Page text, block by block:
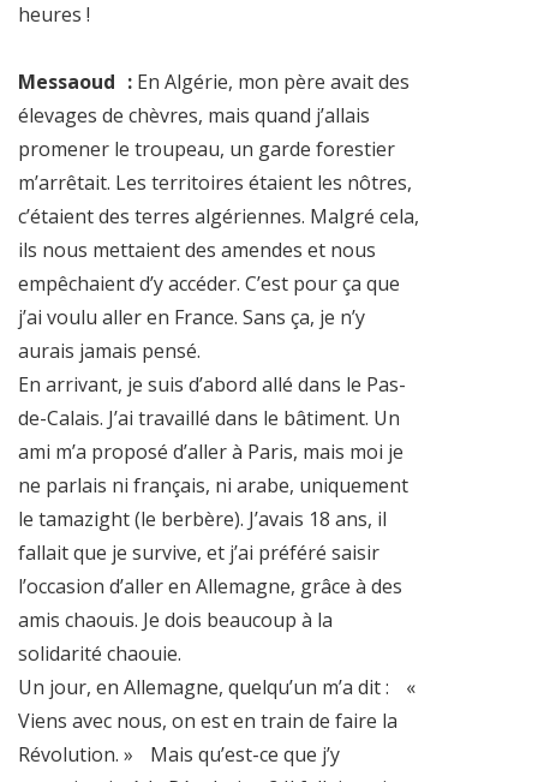
heures !
Messaoud : En Algérie, mon père avait des
élevages de chèvres, mais quand j’allais
promener le troupeau, un garde forestier
m’arrêtait. Les territoires étaient les nôtres,
c’étaient des terres algériennes. Malgré cela,
ils nous mettaient des amendes et nous
empêchaient d’y accéder. C’est pour ça que
j’ai voulu aller en France. Sans ça, je n’y
aurais jamais pensé.
En arrivant, je suis d’abord allé dans le Pas-
de-Calais. J’ai travaillé dans le bâtiment. Un
ami m’a proposé d’aller à Paris, mais moi je
ne parlais ni français, ni arabe, uniquement
le tamazight (le berbère). J’avais 18 ans, il
fallait que je survive, et j’ai préféré saisir
l’occasion d’aller en Allemagne, grâce à des
amis chaouis. Je dois beaucoup à la
solidarité chaouie.
Un jour, en Allemagne, quelqu’un m’a dit : «
Viens avec nous, on est en train de faire la
Révolution. » Mais qu’est-ce que j’y